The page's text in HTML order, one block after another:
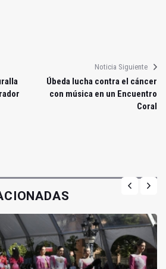
Noticia Siguiente
Úbeda lucha contra el cáncer
con música en un Encuentro
Coral